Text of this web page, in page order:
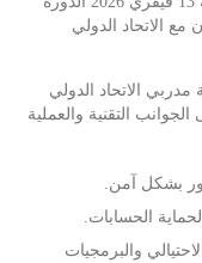
مع الاتحاد الدولي
الاتحاد الدولي
التقنية والعملية
بشكل آمن.
والبرمجيات